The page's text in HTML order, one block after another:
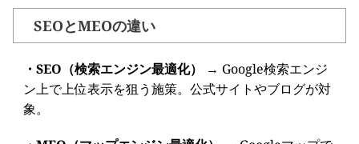
SEOとMEOの違い
・SEO（検索エンジン最適化）
→ Google検索エンジ
ン上で上位表示を狙う施策。公式サイトやブログが対
象。